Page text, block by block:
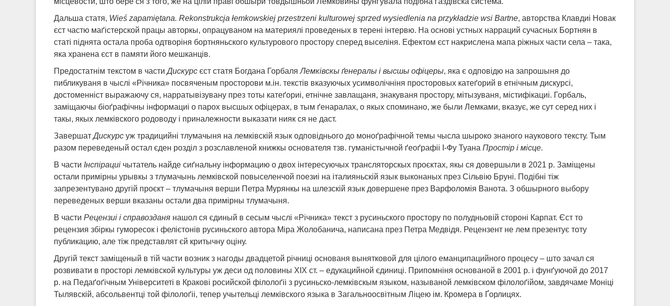
Дальша статя, Wieś zapamiętana. Rekonstrukcja łemkowskiej przestrzeni kulturowej sprzed wysiedlenia na przykładzie wsi Bartne, авторства Клавдиі Новак
єст частю маґістерской працы авторкы, опрацуваном на материялі проведеных в терені інтервю. На основі устных нарраций сучасных Бортнян в
статі піднята остала проба одтворіня бортняньского культурового простору сперед выселіня. Ефектом єст накрислена мапа ріжных части села – така,
яка хранена єст в памяти його мешканців.
Предостатнім текстом в частиДискурс єст статя Богдана ГорбаляЛемківскы ґенералы і высшы офіцеры, яка є одповідю на запрошыня до
пибликуваня в чыслі «Річника» посвяченым просторови м.ін. текстів вказуючых усимволічніня просторовых катеґорий в етнічным дискурсі,
достоменніст выражаючу ся, нарратывізувану през тоты катеґориі, етнічне завлащаня, знакуваня простору, мітызуваня, містифікациі. Горбаль,
заміщаючы біоґрафічны інформациі о парох высшых офіцерах, в тым ґенаралах, о якых споминано, же были Лемками, вказує, же сут серед них і
такы, якых лемківского родоводу і приналежности выказати нияк ся не даст.
ЗавершатДискурс уж традицийні тлумачыня на лемківскій язык одповіднього до моноґрафічной темы чысла шыроко знаного наукового тексту. Тым
разом переведеный остал єден розділ з розславленой книжкы основателя тзв. гуманістычной ґеоґрафіі І-Фу Туана Простір і місце.
В части Інспірациі чытатель найде сиґнальну інформацию о двох інтересуючых трансляторскых проєктах, якы ся довершыли в 2021 р. Заміщены
остали примірны урывкы з тлумачынь лемківской повыселенчой поезиі на італияньскій язык выконаных през Сільвію Бруні. Подібні тіж
запрезентувано другій проєкт – тлумачыня верши Петра Мурянкы на шлезскій язык довершене през Варфоломія Ванота. З обшырного выбору
переведеных верши вказаны остали два примірны тлумачыня.
В части Рецензиі і справозданя нашол ся єдиный в сесым чыслі «Річника» текст з русиньского простору по полудньовій стороні Карпат. Єст то
рецензия збіркы гуморесок і фелієтонів русиньского автора Міра Жолобанича, написана през Петра Медвідя. Рецензент не лем презентує тоту
публикацию, але тіж представлят єй критычну оціну.
Другій текст заміщеный в тій части возник з нагоды двадцетой річниці основаня вынятковой для цілого еманципацийного процесу – што зачал ся
розвивати в просторі лемківской культуры уж деси од половины ХІХ ст. – едукацийной єдиниці. Припомніня основаной в 2001 р. і фунґуючой до 2017
р. на Педаґоґічным Університеті в Кракові росийской філолоґіі з русиньско-лемківскым языком, называной лемківском філолоґійом, завдячаме Моніці
Тылявскій, абсольвентці той філолоґіі, тепер учытельці лемківского языка в Загальноосвітным Ліцею ім. Кромера в Ґорлицях.